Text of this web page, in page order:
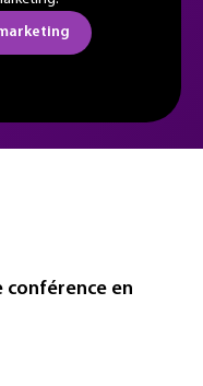
en